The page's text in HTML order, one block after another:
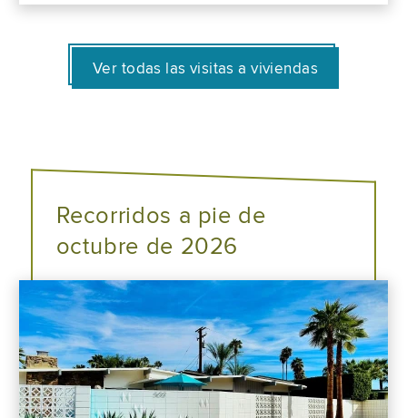
Ver todas las visitas a viviendas
Recorridos a pie de
octubre de 2026